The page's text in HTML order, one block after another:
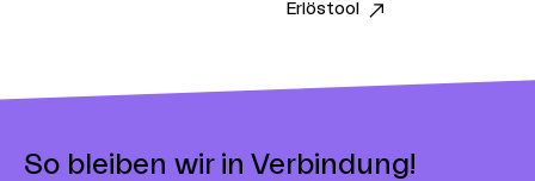
So bleiben wir in Verbindung!
Erlöstool